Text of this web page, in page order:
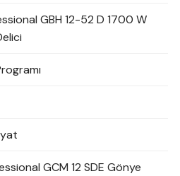
GBH 12-52 D 1700 W
GCM 12 SDE Gönye